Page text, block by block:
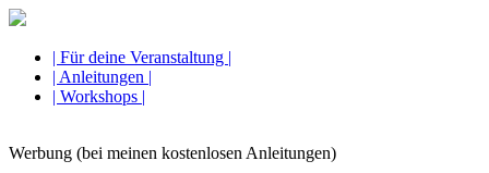
| Für deine Veranstaltung |
| Anleitungen |
| Workshops |
Werbung (bei meinen kostenlosen Anleitungen)